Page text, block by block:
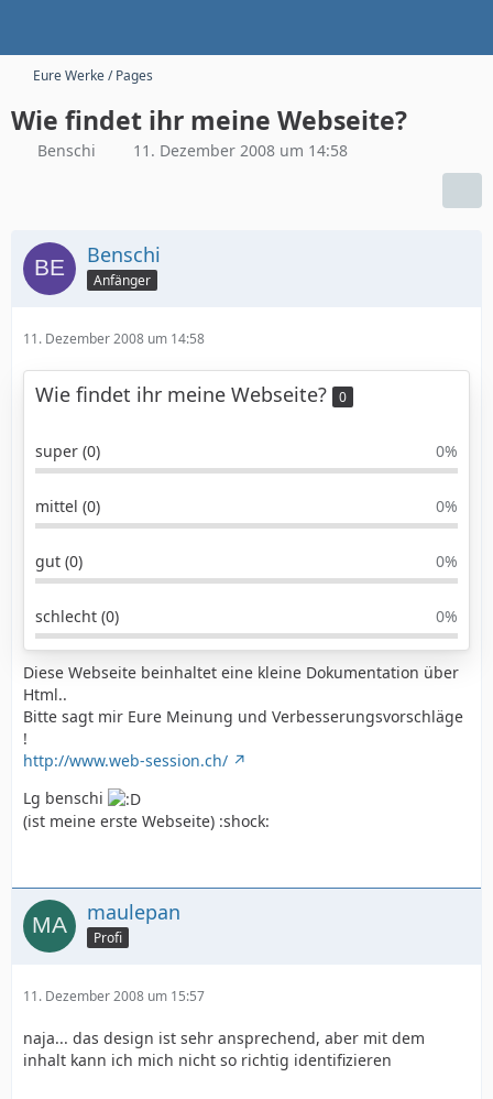
Eure Werke / Pages
Wie findet ihr meine Webseite?
Benschi 11. Dezember 2008 um 14:58
Benschi
Anfänger
11. Dezember 2008 um 14:58
Wie findet ihr meine Webseite? 0
super (0) 0%
mittel (0) 0%
gut (0) 0%
schlecht (0) 0%
Diese Webseite beinhaltet eine kleine Dokumentation über
Html..
Bitte sagt mir Eure Meinung und Verbesserungsvorschläge
!
http://www.web-session.ch/
Lg benschi
(ist meine erste Webseite) :shock:
maulepan
Profi
11. Dezember 2008 um 15:57
naja... das design ist sehr ansprechend, aber mit dem
inhalt kann ich mich nicht so richtig identifizieren